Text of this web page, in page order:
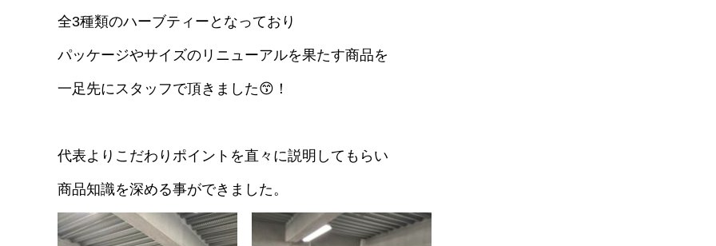
全3種類のハーブティーとなっており
パッケージやサイズのリニューアルを果たす商品を
一足先にスタッフで頂きました😙！
代表よりこだわりポイントを直々に説明してもらい
商品知識を深める事ができました。